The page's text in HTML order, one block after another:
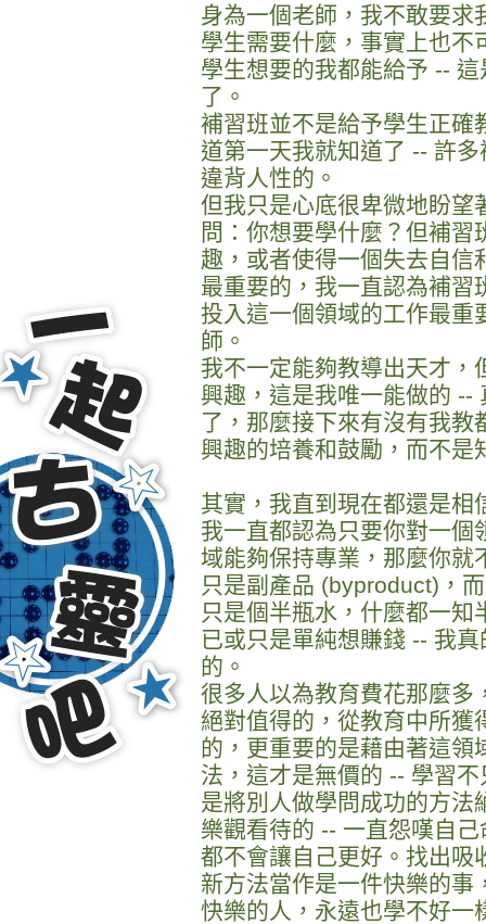
身為一個老師，我不敢要求
學生需要什麼，事實上也不
學生想要的我都能給予 --
了。
補習班並不是給予學生正確
道第一天我就知道了 -- 許
違背人性的。
但我只是心底很卑微地盼望
問：你想要學什麼？但補
趣，或者使得一個失去自信
最重要的，我一直認為補習
投入這一個領域的工作最重
師。
我不一定能夠教導出天才，
興趣，這是我唯一能做的 --
了，那麼接下來有沒有我教
興趣的培養和鼓勵，而不是
其實，我直到現在都還是相
我一直都認為只要你對一個
域能夠保持專業，那麼你就
只是副產品 (byproduct)，
只是個半瓶水，什麼都一
已或只是單純想賺錢 -- 我
的。
很多人以為教育費花那麼多
絕對值得的，從教育中所獲
的，更重要的是藉由著這領
法，這才是無價的 -- 學習
是將別人做學問成功的方法
樂觀看待的 -- 一直怨嘆自
都不會讓自己更好。找出吸
新方法當作是一件快樂的事
快樂的人，永遠也學不好一